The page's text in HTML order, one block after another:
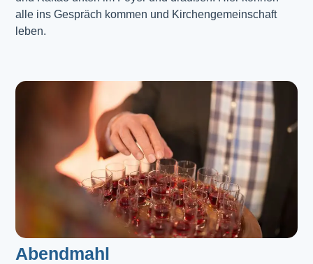
alle ins Gespräch kommen und Kirchengemeinschaft
leben.
Abendmahl​